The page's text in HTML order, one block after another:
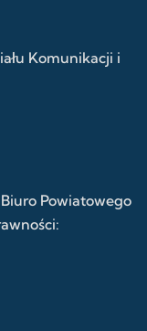
Komunikacji i
Powiatowego